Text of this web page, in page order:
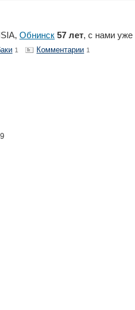
Обнинск 57 лет, с нами уже
1 Комментарии 1